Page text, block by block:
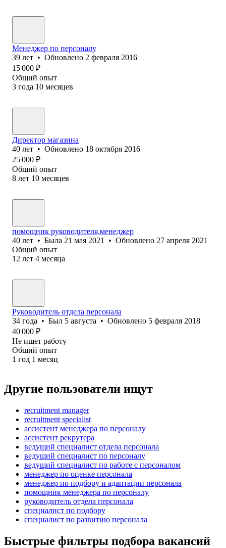
Менеджер по персоналу
39 лет • Обновлено 2 февраля 2016
15 000 ₽
Общий опыт
3 года 10 месяцев
Директор магазина
40 лет • Обновлено 18 октября 2016
25 000 ₽
Общий опыт
8 лет 10 месяцев
помощник руководителя,менеджер
40 лет • Была 21 мая 2021 • Обновлено 27 апреля 2021
Общий опыт
12 лет 4 месяца
Руководитель отдела персонала
34 года • Был 5 августа • Обновлено 5 февраля 2018
40 000 ₽
Не ищет работу
Общий опыт
1 год 1 месяц
Другие пользователи ищут
recruitment manager
recruitment specialist
ассистент менеджера по персоналу
ассистент рекрутера
ведущий специалист отдела персонала
ведущий специалист по персоналу
ведущий специалист по работе с персоналом
менеджер по оценке персонала
менеджер по подбору и адаптации персонала
помощник менеджера по персоналу
руководитель отдела персонала
специалист по подбору
специалист по развитию персонала
Быстрые фильтры подбора вакансий